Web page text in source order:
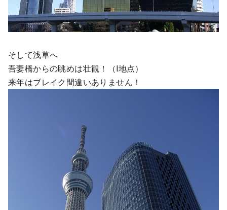
そして浅草へ
吾妻橋からの眺めは壮観！（I地点）
来年はブレイク間違いありません！